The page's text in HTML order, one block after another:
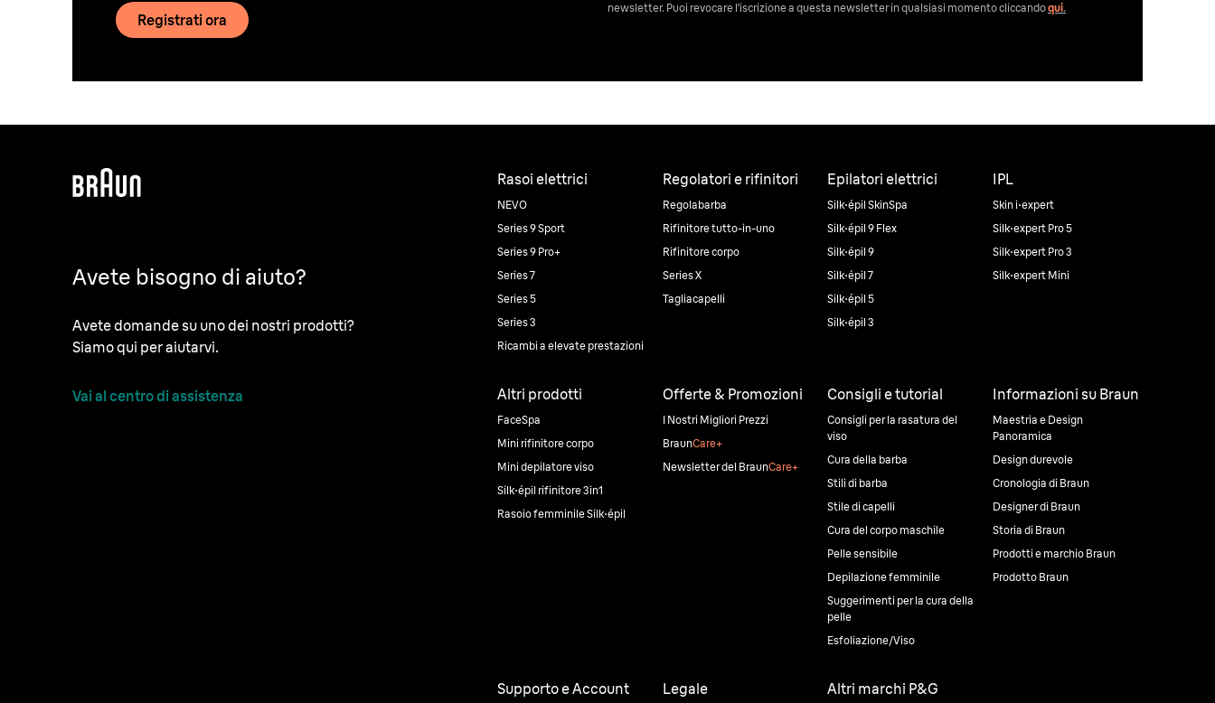
Registrati ora
newsletter. Puoi revocare l’iscrizione a questa newsletter in qualsiasi momento cliccandoqui.
Avete bisogno di aiuto?
Avete domande su uno dei nostri prodotti?
Siamo qui per aiutarvi.
Vai al centro di assistenza
Rasoi elettrici
NEVO
Series 9 Sport
Series 9 Pro+
Series 7
Series 5
Series 3
Ricambi a elevate prestazioni
Regolatori e rifinitori
Regolabarba
Rifinitore tutto-in-uno
Rifinitore corpo
Series X
Tagliacapelli
Epilatori elettrici
Silk·épil SkinSpa
Silk·épil 9 Flex
Silk·épil 9
Silk·épil 7
Silk·épil 5
Silk·épil 3
IPL
Skin i·expert
Silk·expert Pro 5
Silk·expert Pro 3
Silk·expert Mini
Altri prodotti
FaceSpa
Mini rifinitore corpo
Mini depilatore viso
Silk·épil rifinitore 3in1
Rasoio femminile Silk·épil
Offerte & Promozioni
I Nostri Migliori Prezzi
BraunCare+
Newsletter del BraunCare+
Consigli e tutorial
Consigli per la rasatura del
viso
Cura della barba
Stili di barba
Stile di capelli
Cura del corpo maschile
Pelle sensibile
Depilazione femminile
Suggerimenti per la cura della
pelle
Esfoliazione/Viso
Informazioni su Braun
Maestria e Design
Panoramica
Design durevole
Cronologia di Braun
Designer di Braun
Storia di Braun
Prodotti e marchio Braun
Prodotto Braun
Supporto e Account Legale Altri marchi P&G